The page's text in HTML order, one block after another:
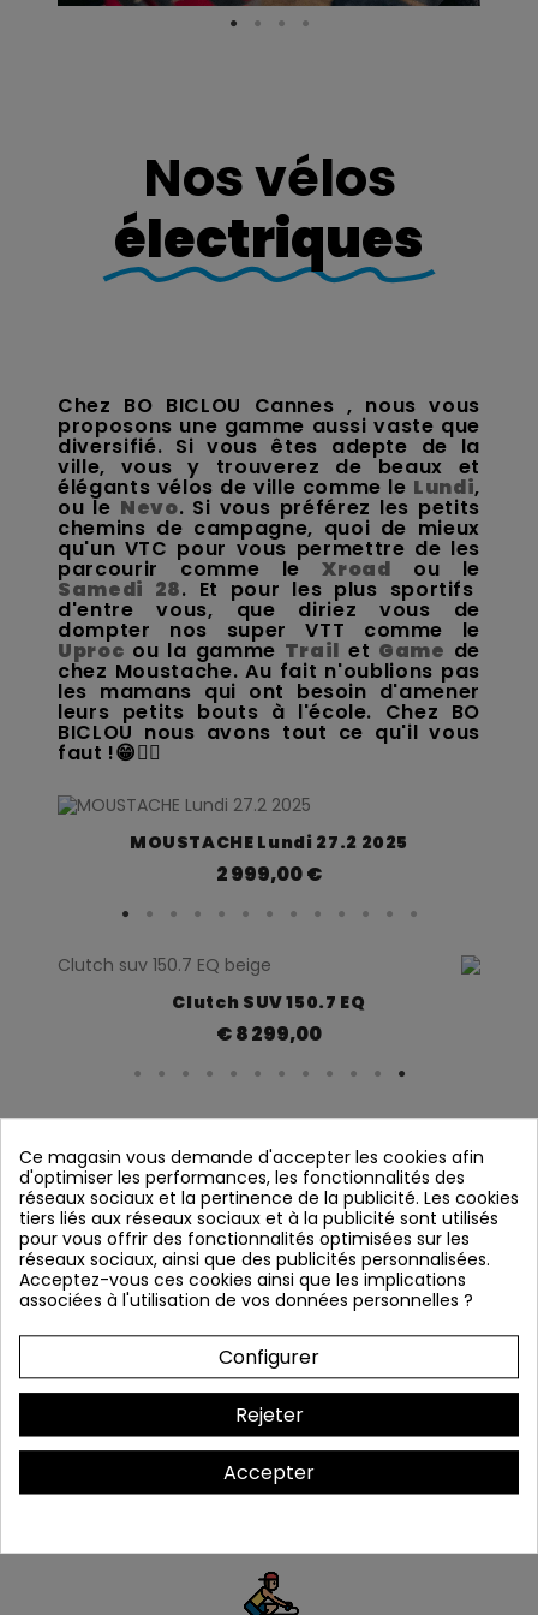
Nos vélos
électriques
Chez BO BICLOU Cannes , nous vous
proposons une gamme aussi vaste que
diversifié. Si vous êtes adepte de la
ville, vous y trouverez de beaux et
élégants vélos de ville comme le Lundi,
ou le Nevo. Si vous préférez les petits
chemins de campagne, quoi de mieux
qu'un VTC pour vous permettre de les
parcourir comme leXroad ou le
Samedi 28. Et pour les plus sportifs
d'entre vous, que diriez vous de
dompter nos super VTT comme le
Uproc ou la gamme Trail et Game de
chez Moustache. Au fait n'oublions pas
les mamans qui ont besoin d'amener
leurs petits bouts à l'école. Chez BO
BICLOU nous avons tout ce qu'il vous
faut !😁👍🏻
Aperçu rapide
MOUSTACHE Lundi 27.2 2025
2 999,00 €
Aperçu rapide
Clutch SUV 150.7 EQ
8 299,00 €
NosServices
Chez BO BICLOU Cannes on vous
propose de nombreux services
premium afin de faciliter votre
pratique du vélo électrique au
Ce magasin vous demande d'accepter les cookies afin
d'optimiser les performances, les fonctionnalités des
réseaux sociaux et la pertinence de la publicité. Les cookies
tiers liés aux réseaux sociaux et à la publicité sont utilisés
pour vous offrir des fonctionnalités optimisées sur les
réseaux sociaux, ainsi que des publicités personnalisées.
Acceptez-vous ces cookies ainsi que les implications
associées à l'utilisation de vos données personnelles ?
Configurer
Rejeter
Accepter